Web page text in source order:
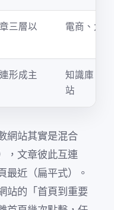
三層以
電商、大
形成主
知識庫、
站
網站其實是混合
，文章彼此互連
最近（扁平式）。
站的「首頁到重要